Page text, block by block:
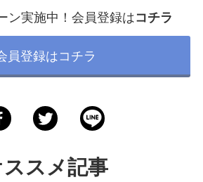
ン実施中！会員登録はコチラ
員登録はコチラ
スメ記事